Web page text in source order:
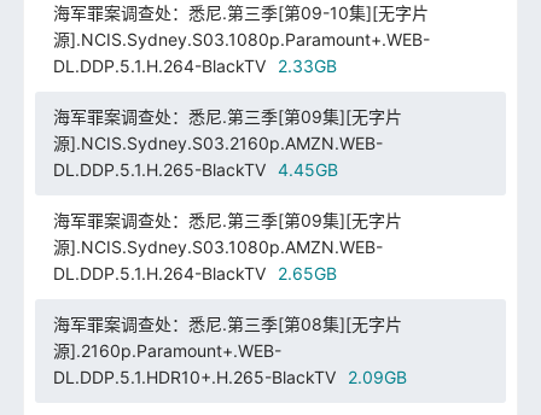
海军罪案调查处：悉尼.第三季[第09-10集][无字片
源].NCIS.Sydney.S03.1080p.Paramount+.WEB-
DL.DDP.5.1.H.264-BlackTV
2.33GB
海军罪案调查处：悉尼.第三季[第09集][无字片
源].NCIS.Sydney.S03.2160p.AMZN.WEB-
DL.DDP.5.1.H.265-BlackTV
4.45GB
海军罪案调查处：悉尼.第三季[第09集][无字片
源].NCIS.Sydney.S03.1080p.AMZN.WEB-
DL.DDP.5.1.H.264-BlackTV
2.65GB
海军罪案调查处：悉尼.第三季[第08集][无字片
源].2160p.Paramount+.WEB-
DL.DDP.5.1.HDR10+.H.265-BlackTV
2.09GB